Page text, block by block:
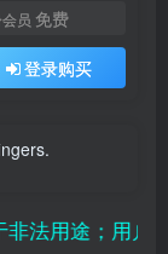
员 免费
登录购买
途；用户付